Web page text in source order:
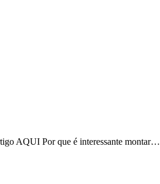
AQUI Por que é interessante montar…